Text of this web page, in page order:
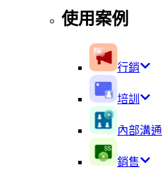
使用案例
行銷
培訓
內部溝通
銷售